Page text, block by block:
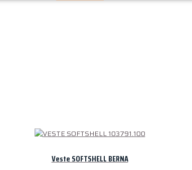
Veste SOFTSHELL BERNA